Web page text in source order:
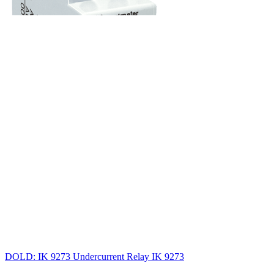
DOLD: IK 9273 Undercurrent Relay IK 9273